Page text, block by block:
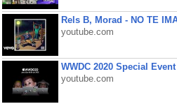
Rels B, Morad - NO TE
youtube.com
WWDC 2020 Special
youtube.com